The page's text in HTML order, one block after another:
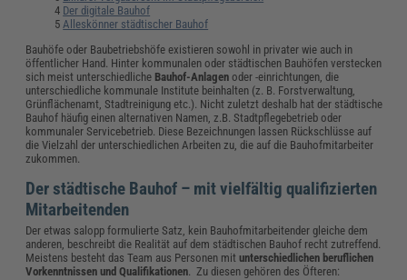
Der digitale Bauhof
Alleskönner städtischer Bauhof
Bauhöfe oder Baubetriebshöfe existieren sowohl in privater wie auch in
öffentlicher Hand. Hinter kommunalen oder städtischen Bauhöfen verstecken
sich meist unterschiedliche Bauhof-Anlagen oder -einrichtungen, die
unterschiedliche kommunale Institute beinhalten (z. B. Forstverwaltung,
Grünflächenamt, Stadtreinigung etc.). Nicht zuletzt deshalb hat der städtische
Bauhof häufig einen alternativen Namen, z.B. Stadtpflegebetrieb oder
kommunaler Servicebetrieb. Diese Bezeichnungen lassen Rückschlüsse auf
die Vielzahl der unterschiedlichen Arbeiten zu, die auf die Bauhofmitarbeiter
zukommen.
Der städtische Bauhof – mit vielfältig qualifizierten
Mitarbeitenden
Der etwas salopp formulierte Satz, kein Bauhofmitarbeitender gleiche dem
anderen, beschreibt die Realität auf dem städtischen Bauhof recht zutreffend.
Meistens besteht das Team aus Personen mitunterschiedlichen beruflichen
Vorkenntnissen und Qualifikationen. Zu diesen gehören des Öfteren: